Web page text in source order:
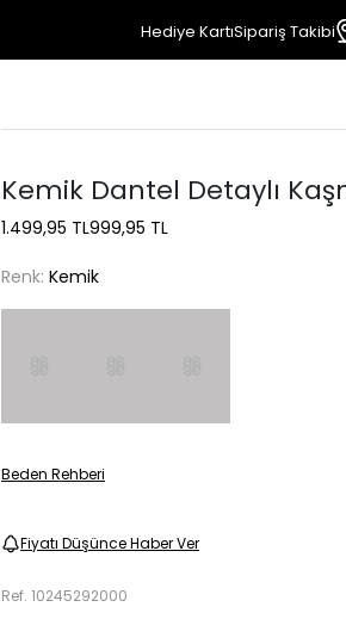
Hediye KartıSipariş Takibi
Kemik Dantel Detaylı
1.499,95 TL999,95 TL
Renk: Kemik
Beden Rehberi
Fiyatı Düşünce Haber Ver
Ref. 10245292000